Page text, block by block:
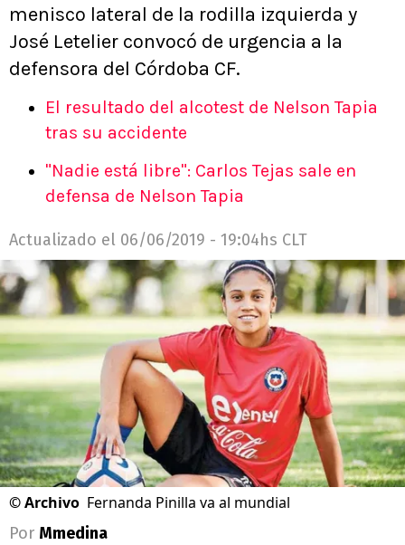
menisco lateral de la rodilla izquierda y
José Letelier convocó de urgencia a la
defensora del Córdoba CF.
El resultado del alcotest de Nelson Tapia
tras su accidente
"Nadie está libre": Carlos Tejas sale en
defensa de Nelson Tapia
Actualizado el 06/06/2019 - 19:04hs CLT
©Archivo Fernanda Pinilla va al mundial
Por Mmedina